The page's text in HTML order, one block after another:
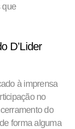
que
D’Lider
à imprensa
no
do
forma alguma